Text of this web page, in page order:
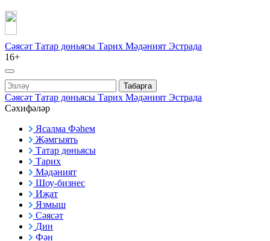
Сәясәт Татар дөньясы Тарих Мәдәният Эстрада
16+
Табарга
Сәясәт Татар дөньясы Тарих Мәдәният Эстрада
Сәхифәләр
Ясалма Фәһем
Җәмгыять
Татар дөньясы
Тарих
Мәдәният
Шоу-бизнес
Иҗат
Язмыш
Сәясәт
Дин
Фән